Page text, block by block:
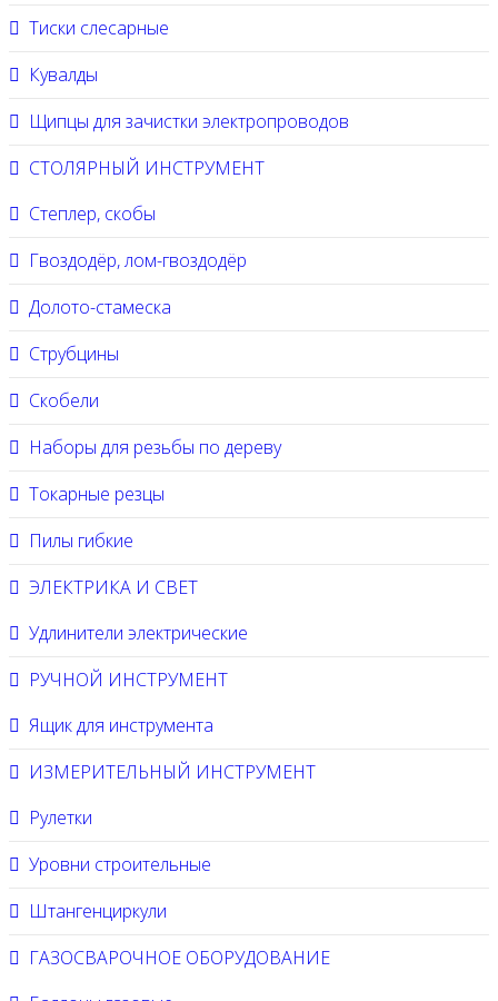
Тиски слесарные
Кувалды
Щипцы для зачистки электропроводов
СТОЛЯРНЫЙ ИНСТРУМЕНТ
Степлер, скобы
Гвоздодёр, лом-гвоздодёр
Долото-стамеска
Струбцины
Скобели
Наборы для резьбы по дереву
Токарные резцы
Пилы гибкие
ЭЛЕКТРИКА И СВЕТ
Удлинители электрические
РУЧНОЙ ИНСТРУМЕНТ
Ящик для инструмента
ИЗМЕРИТЕЛЬНЫЙ ИНСТРУМЕНТ
Рулетки
Уровни строительные
Штангенциркули
ГАЗОСВАРОЧНОЕ ОБОРУДОВАНИЕ